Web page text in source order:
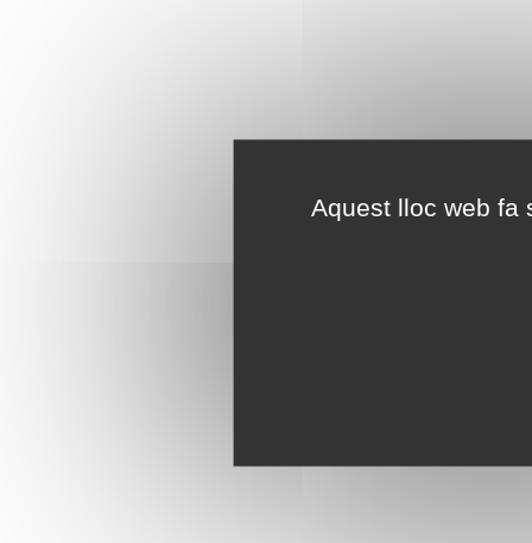
Aquest lloc web fa